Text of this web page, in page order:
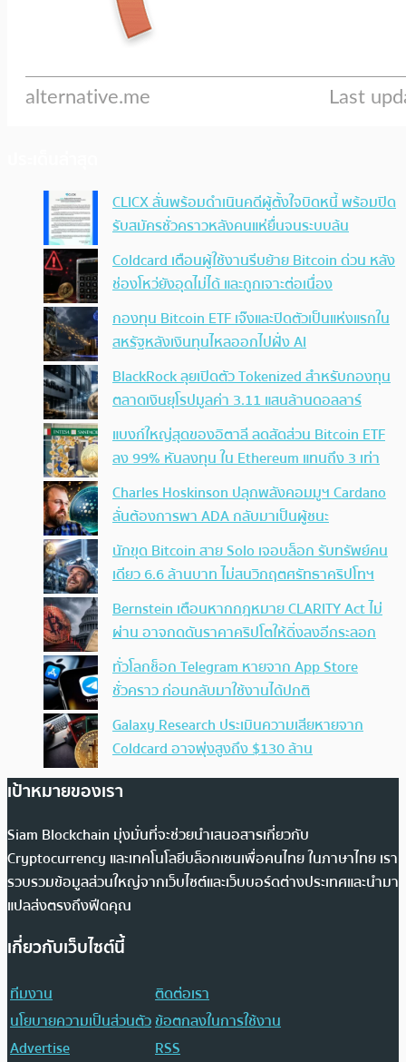
CLICX ลั่นพร้อมดำเนินคดีผู้ตั้งใจบิดหนี้ พร้อมปิด
รับสมัครชั่วคราวหลังคนแห่ยื่นจนระบบล้น
Coldcard เตือนผู้ใช้งานรีบย้าย Bitcoin ด่วน หลัง
ช่องโหว่ยังอุดไม่ได้ และถูกเจาะต่อเนื่อง
กองทุน Bitcoin ETF เจ๊งและปิดตัวเป็นแห่งแรกใน
สหรัฐหลังเงินทุนไหลออกไปฝั่ง AI
BlackRock ลุยเปิดตัว Tokenized สำหรับกองทุน
ตลาดเงินยุโรปมูลค่า 3.11 แสนล้านดอลลาร์
แบงก์ใหญ่สุดของอิตาลี ลดสัดส่วน Bitcoin ETF
ลง 99% หันลงทุน ใน Ethereum แทนถึง 3 เท่า
Charles Hoskinson ปลุกพลังคอมมูฯ Cardano
ลั่นต้องการพา ADA กลับมาเป็นผู้ชนะ
นักขุด Bitcoin สาย Solo เจอบล็อก รับทรัพย์คน
เดียว 6.6 ล้านบาท ไม่สนวิกฤตศรัทธาคริปโทฯ
Bernstein เตือนหากกฎหมาย CLARITY Act ไม่
ผ่าน อาจกดดันราคาคริปโตให้ดิ่งลงอีกระลอก
ทั่วโลกช็อก Telegram หายจาก App Store
ชั่วคราว ก่อนกลับมาใช้งานได้ปกติ
Galaxy Research ประเมินความเสียหายจาก
Coldcard อาจพุ่งสูงถึง $130 ล้าน
เป้าหมายของเรา
Siam Blockchain มุ่งมั่นที่จะช่วยนำเสนอสารเกี่ยวกับ
Cryptocurrency และเทคโนโลยีบล็อกเชนเพื่อคนไทย ในภาษาไทย เรา
รวบรวมข้อมูลส่วนใหญ่จากเว็บไซต์และเว็บบอร์ดต่างประเทศและนำมา
แปลส่งตรงถึงฟีดคุณ
เกี่ยวกับเว็บไซต์นี้
ทีมงาน
ติดต่อเรา
นโยบายความเป็นส่วนตัวข้อตกลงในการใช้งาน
Advertise
RSS